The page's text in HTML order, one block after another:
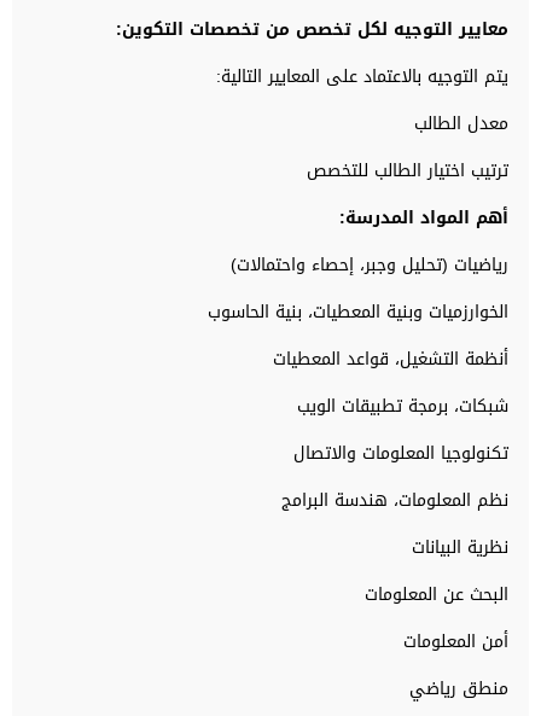
معايير التوجيه لكل تخصص من تخصصات التكوين:
يتم التوجيه بالاعتماد على المعايير التالية:
معدل الطالب
ترتيب اختيار الطالب للتخصص
أهم المواد المدرسة:
رياضيات (تحليل وجبر، إحصاء واحتمالات)
الخوارزميات وبنية المعطيات، بنية الحاسوب
أنظمة التشغيل، قواعد المعطيات
شبكات، برمجة تطبيقات الويب
تكنولوجيا المعلومات والاتصال
نظم المعلومات، هندسة البرامج
نظرية البيانات
البحث عن المعلومات
أمن المعلومات
منطق رياضي